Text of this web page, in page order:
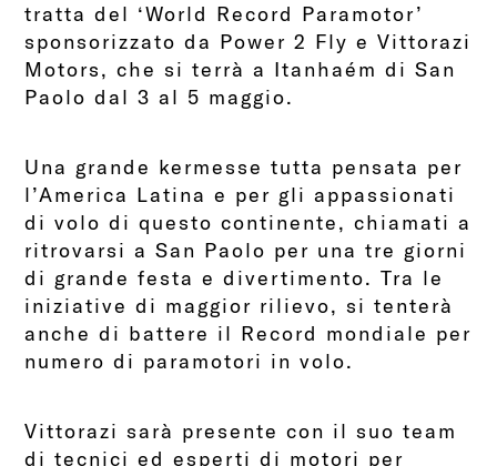
tratta del ‘World Record Paramotor’
sponsorizzato da Power 2 Fly e Vittorazi
Motors, che si terrà a Itanhaém di San
Paolo dal 3 al 5 maggio.
Una grande kermesse tutta pensata per
l’America Latina e per gli appassionati
di volo di questo continente, chiamati a
ritrovarsi a San Paolo per una tre giorni
di grande festa e divertimento. Tra le
iniziative di maggior rilievo, si tenterà
anche di battere il Record mondiale per
numero di paramotori in volo.
Vittorazi sarà presente con il suo team
di tecnici ed esperti di motori per